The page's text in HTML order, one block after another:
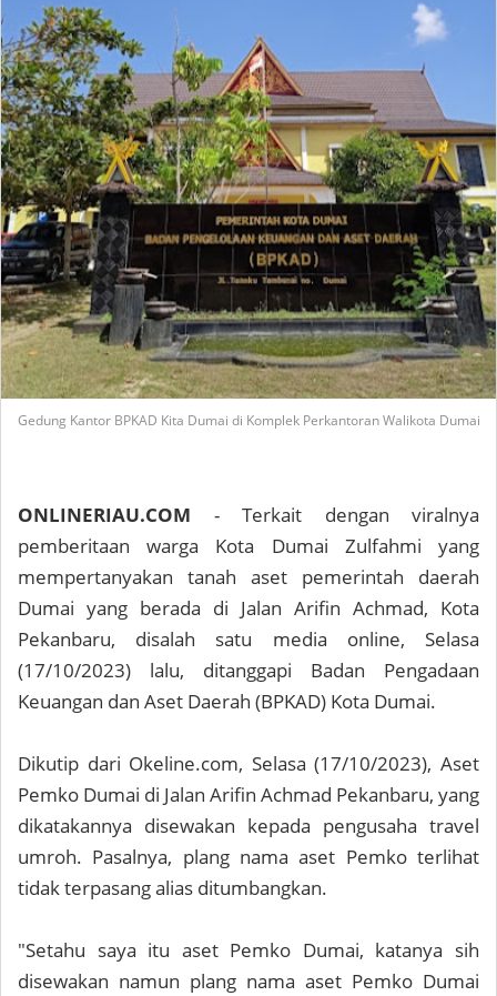
Gedung Kantor BPKAD Kita Dumai di Komplek Perkantoran Walikota Dumai
ONLINERIAU.COM - Terkait dengan viralnya
pemberitaan warga Kota Dumai Zulfahmi yang
mempertanyakan tanah aset pemerintah daerah
Dumai yang berada di Jalan Arifin Achmad, Kota
Pekanbaru, disalah satu media online, Selasa
(17/10/2023) lalu, ditanggapi Badan Pengadaan
Keuangan dan Aset Daerah (BPKAD) Kota Dumai.
Dikutip dari Okeline.com, Selasa (17/10/2023), Aset
Pemko Dumai di Jalan Arifin Achmad Pekanbaru, yang
dikatakannya disewakan kepada pengusaha travel
umroh. Pasalnya, plang nama aset Pemko terlihat
tidak terpasang alias ditumbangkan.
"Setahu saya itu aset Pemko Dumai, katanya sih
disewakan namun plang nama aset Pemko Dumai